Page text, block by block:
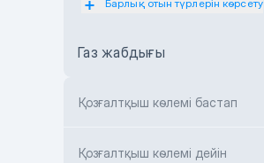
Toyota Astana
TANK Motors Karaganda
Барлық отын түрлерін көрсету
Газ жабдығы
Қозғалтқыш көлемі бастап
Қозғалтқыш көлемі дейін